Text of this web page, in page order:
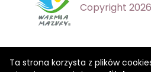
Ta strona korzysta z plików
Copyright